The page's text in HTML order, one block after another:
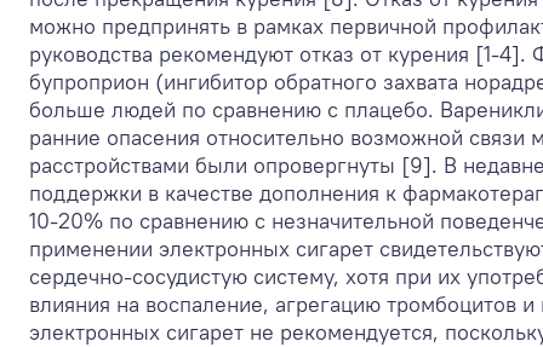
можно предпринять в рамках первичной
руководства рекомендуют отказ от курения [1-
бупроприон (ингибитор обратного захвата
больше людей по сравнению с плацебо.
ранние опасения относительно возможной
расстройствами были опровергнуты [9]. В
поддержки в качестве дополнения к
10-20% по сравнению с незначительной
применении электронных сигарет
сердечно-сосудистую систему, хотя при их
влияния на воспаление, агрегацию тромбоцитов
электронных сигарет не рекомендуется,